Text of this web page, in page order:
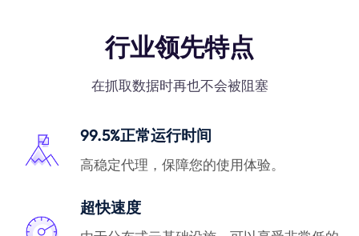
行业领先特点
在抓取数据时再也不会被阻塞
99.5%正常运行时间
高稳定代理，保障您的使用体验。
超快速度